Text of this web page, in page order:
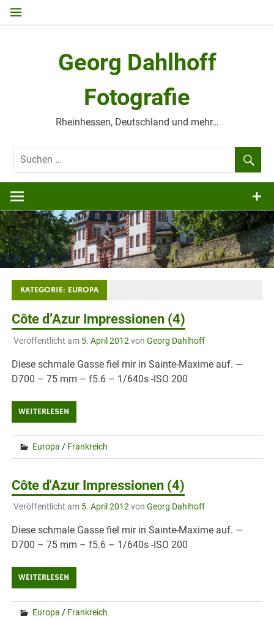
Zum
Georg Dahlhoff
Fotografie
Rheinhessen, Deutschland und mehr…
KATEGORIE: EUROPA
Côte d’Azur Impressionen (4)
Veröffentlicht am 5. April 2012 von Georg Dahlhoff
Diese schmale Gasse fiel mir in Sainte-Maxime auf. —
D700 – 75 mm – f5.6 – 1/640s -ISO 200
WEITERLESEN
Europa / Frankreich
Côte d'Azur Impressionen (4)
Veröffentlicht am 5. April 2012von Georg Dahlhoff
Diese schmale Gasse fiel mir in Sainte-Maxime auf. —
D700 – 75 mm – f5.6 – 1/640s -ISO 200
WEITERLESEN
Europa / Frankreich